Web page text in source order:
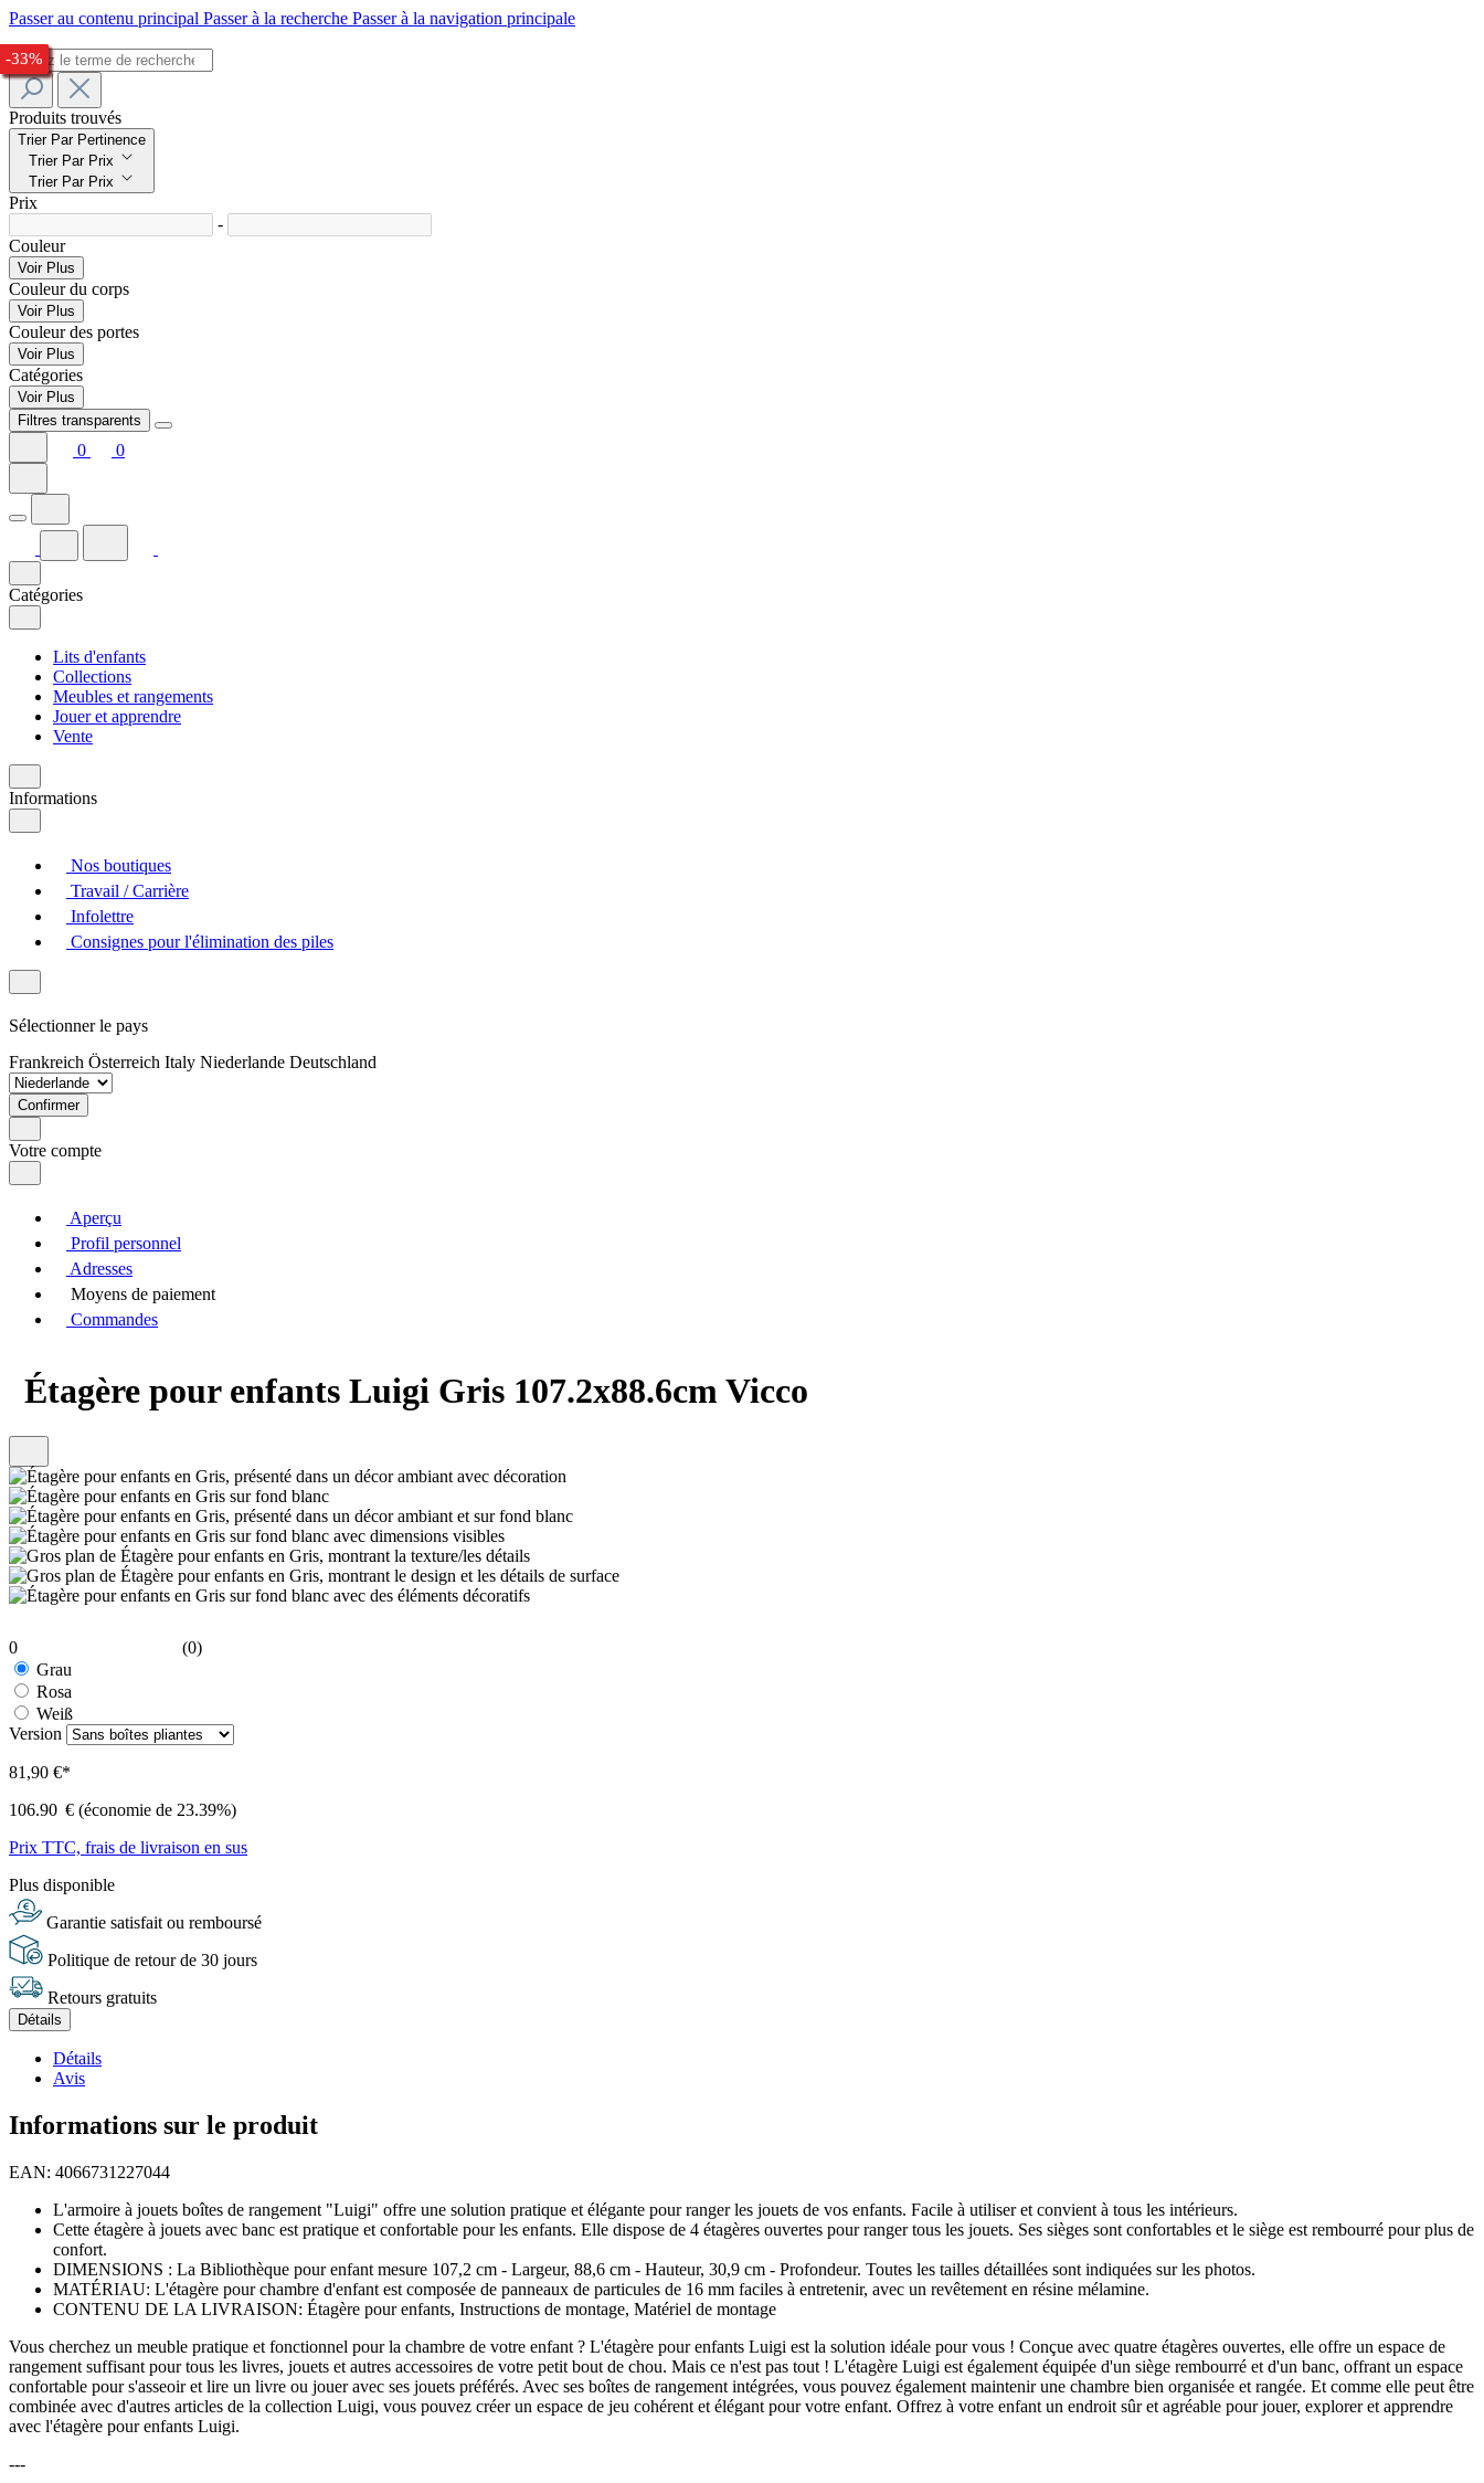
Passer au contenu principal Passer à la recherche Passer à la navigation principale
Produits trouvés
Trier Par Pertinence
Trier Par Prix
Trier Par Prix
Prix
-
Couleur
Voir Plus
Couleur du corps
Voir Plus
Couleur des portes
Voir Plus
Catégories
Voir Plus
Filtres transparents
0 0
Catégories
Lits d'enfants
Collections
Meubles et rangements
Jouer et apprendre
Vente
Informations
Nos boutiques
Travail / Carrière
Infolettre
Consignes pour l'élimination des piles
Sélectionner le pays
Frankreich Österreich Italy Niederlande Deutschland
Confirmer
Votre compte
Aperçu
Profil personnel
Adresses
Moyens de paiement
Commandes
Étagère pour enfants Luigi Gris 107.2x88.6cm Vicco
0
(0)
Grau
Rosa
Weiß
Version
81,90 €*
106.90 € (économie de 23.39%)
Prix TTC, frais de livraison en sus
Plus disponible
Garantie satisfait ou remboursé
Politique de retour de 30 jours
Retours gratuits
Détails
Détails
Avis
Informations sur le produit
EAN: 4066731227044
L'armoire à jouets boîtes de rangement "Luigi" offre une solution pratique et élégante pour ranger les jouets de vos enfants. Facile à utiliser et convient à tous les intérieurs.
Cette étagère à jouets avec banc est pratique et confortable pour les enfants. Elle dispose de 4 étagères ouvertes pour ranger tous les jouets. Ses sièges sont confortables et le siège est rembourré pour plus de
confort.
DIMENSIONS : La Bibliothèque pour enfant mesure 107,2 cm - Largeur, 88,6 cm - Hauteur, 30,9 cm - Profondeur. Toutes les tailles détaillées sont indiquées sur les photos.
MATÉRIAU: L'étagère pour chambre d'enfant est composée de panneaux de particules de 16 mm faciles à entretenir, avec un revêtement en résine mélamine.
CONTENU DE LA LIVRAISON: Étagère pour enfants, Instructions de montage, Matériel de montage
Vous cherchez un meuble pratique et fonctionnel pour la chambre de votre enfant ? L'étagère pour enfants Luigi est la solution idéale pour vous ! Conçue avec quatre étagères ouvertes, elle offre un espace de
rangement suffisant pour tous les livres, jouets et autres accessoires de votre petit bout de chou. Mais ce n'est pas tout ! L'étagère Luigi est également équipée d'un siège rembourré et d'un banc, offrant un espace
confortable pour s'asseoir et lire un livre ou jouer avec ses jouets préférés. Avec ses boîtes de rangement intégrées, vous pouvez également maintenir une chambre bien organisée et rangée. Et comme elle peut être
combinée avec d'autres articles de la collection Luigi, vous pouvez créer un espace de jeu cohérent et élégant pour votre enfant. Offrez à votre enfant un endroit sûr et agréable pour jouer, explorer et apprendre
avec l'étagère pour enfants Luigi.
---
-26%
-30%
-32%
-33%
-28%
-28%
-24%
-27%
-28%
-32%
-33%